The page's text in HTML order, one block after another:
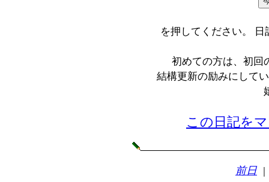
を押してください。
初めての方は、初回
結構更新の励みにして
この日記を
前日